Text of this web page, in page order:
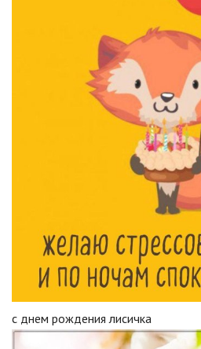
с днем рождения лисичка